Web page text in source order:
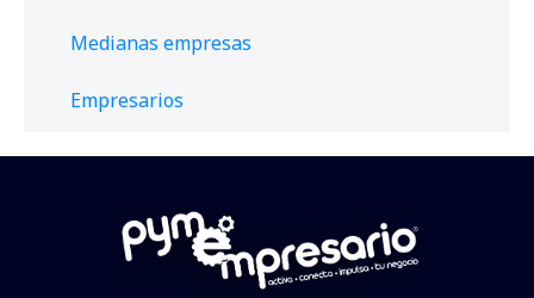
Medianas empresas
Empresarios